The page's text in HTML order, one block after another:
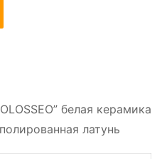
белая керамика
латунь